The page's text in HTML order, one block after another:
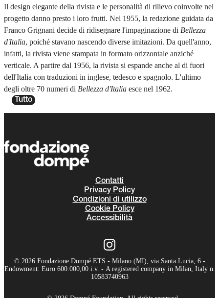
Il design elegante della rivista e le personalità di rilievo coinvolte nel
progetto danno presto i loro frutti. Nel 1955, la redazione guidata da
Franco Grignani decide di ridisegnare l'impaginazione di Bellezza
d'Italia, poiché stavano nascendo diverse imitazioni. Da quell'anno,
infatti, la rivista viene stampata in formato orizzontale anziché
verticale. A partire dal 1956, la rivista si espande anche al di fuori
dell'Italia con traduzioni in inglese, tedesco e spagnolo. L'ultimo
degli oltre 70 numeri di Bellezza d'Italia esce nel 1962.
Tutto
Contatti
Privacy Policy
Condizioni di utilizzo
Cookie Policy
Accessibilità
© 2026 Fondazione Dompé ETS - Milano (MI), via Santa Lucia, 6 -
Endowment: Euro 600.000,00 i.v. - A registered company in Milan, Italy n.
10583740963